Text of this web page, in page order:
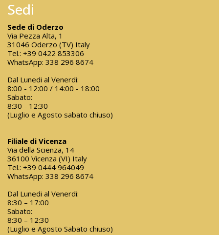
Sedi
Sede di Oderzo
Via Pezza Alta, 1
31046 Oderzo (TV) Italy
Tel.: +39 0422 853306
WhatsApp: 338 296 8674
Dal Lunedi al Venerdi:
8:00 - 12:00 / 14:00 - 18:00
Sabato:
8:30 - 12:30
(Luglio e Agosto sabato chiuso)
Filiale di Vicenza
Via della Scienza, 14
36100 Vicenza (VI) Italy
Tel.: +39 0444 964049
WhatsApp: 338 296 8674
Dal Lunedi al Venerdi:
8:30 – 17:00
Sabato:
8:30 – 12:30
(Luglio e Agosto Sabato chiuso)